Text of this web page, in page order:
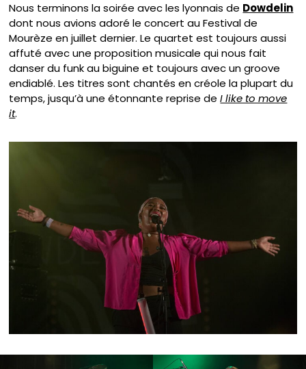
Nous terminons la soirée avec les lyonnais de Dowdelin
dont nous avions adoré le concert au Festival de
Mourèze en juillet dernier. Le quartet est toujours aussi
affuté avec une proposition musicale qui nous fait
danser du funk au biguine et toujours avec un groove
endiablé. Les titres sont chantés en créole la plupart du
temps, jusqu’à une étonnante reprise deI like to move
it.